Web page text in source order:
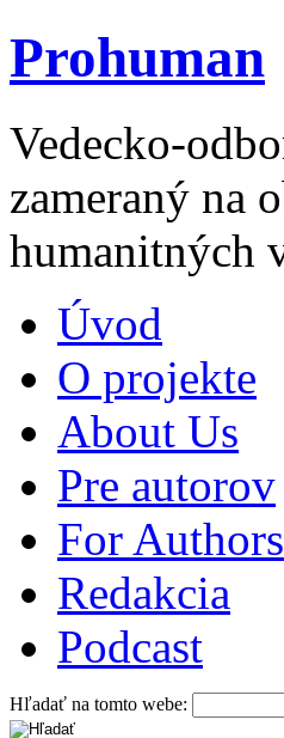
Prohuman
Vedecko-
zameraný na
humanitných
Úvod
O projekte
About Us
Pre autorov
For Authors
Redakcia
Podcast
Hľadať na tomto webe: